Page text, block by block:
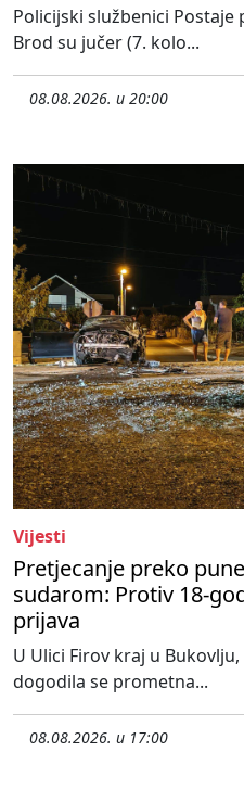
Policijski službenici
Brod su jučer (7. kolo...
08.08.2026. u 20:00
Vijesti
Pretjecanje preko
sudarom: Protiv 18-
prijava
U Ulici Firov kraj u
dogodila se prometna...
08.08.2026. u 17:00